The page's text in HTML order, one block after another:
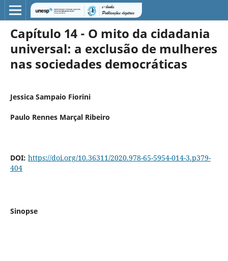
Capítulo 14 - O mito da cidadania
universal: a exclusão de mulheres
nas sociedades democráticas
Jessica Sampaio Fiorini
Paulo Rennes Marçal Ribeiro
DOI: https://doi.org/10.36311/2020.978-65-5954-014-3.p379-
404
Sinopse